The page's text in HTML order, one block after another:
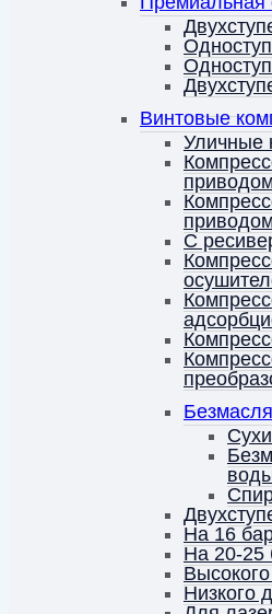
Винтовые
Уличные
С
На 16
На 20-25
Низкого